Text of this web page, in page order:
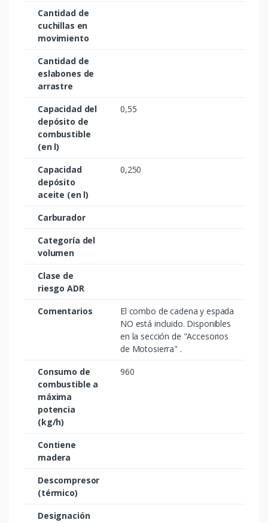
Cantidad de
cuchillas en
movimiento
Cantidad de
eslabones de
arrastre
Capacidad del
depósito de
combustible
(en l)
0,55
Capacidad
depósito
aceite (en l)
0,250
Carburador
Categoría del
volumen
Clase de
riesgo ADR
Comentarios
El combo de cadena y espada
NO está incluido. Disponibles
en la sección de "Accesorios
de Motosierra" .
Consumo de
combustible a
máxima
potencia
(kg/h)
960
Contiene
madera
Descompresor
(térmico)
Designación